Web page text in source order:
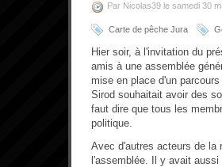
Par Nicolas39 le samedi 30
Carte de pêche Jura
Hier soir, à l'invitation du
amis à une assemblée
mise en place d'un
Sirod souhaitait avoir des
faut dire que tous les
politique.
Avec d'autres acteurs de la
l'assemblée. Il y avait aussi